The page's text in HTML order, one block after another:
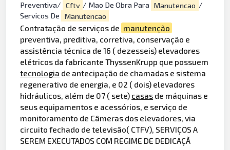
Preventiva/ Cftv / Mao De Obra Para Manutencao /
Servicos De
Manutencao
Contratação de serviços de manutenção
preventiva, preditiva, corretiva, conservação e
assistência técnica de 16 ( dezesseis) elevadores
elétricos da fabricante ThyssenKrupp que possuem
tecnologia de antecipação de chamadas e sistema
regenerativo de energia, e 02 ( dois) elevadores
hidráulicos, além de 07 ( sete) casas de máquinas e
seus equipamentos e acessórios, e serviço de
monitoramento de Câmeras dos elevadores, via
circuito fechado de televisão( CTFV), SERVIÇOS A
SEREM EXECUTADOS COM REGIME DE DEDICAÇÃ